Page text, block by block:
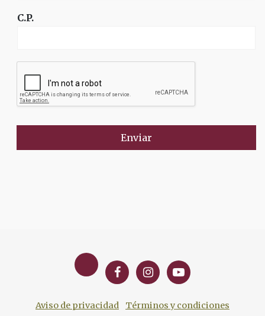
C.P.
Enviar
Aviso de privacidad Términos y condiciones